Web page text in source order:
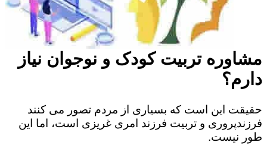
مشاوره تربیت کودک و نوجوان نیاز
دارم؟
حقیقت این است که بسیاری از مردم تصور می کنند
فرزندپروری و تربیت فرزند امری غریزی است، اما این
طور نیست.